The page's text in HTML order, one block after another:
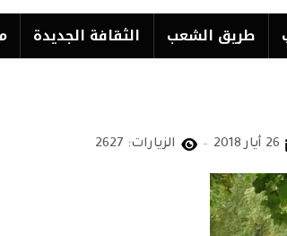
طریق الشعب الثقافة الجدیدة
26 أيار 2018 الزيارات: 2627